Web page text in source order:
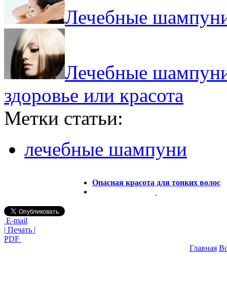
Лечебные
Лечебные
здоровье или красота
Метки статьи:
лечебные шампуни
Опасная красота для тонких волос
E-mail
| Печать |
PDF
Главная